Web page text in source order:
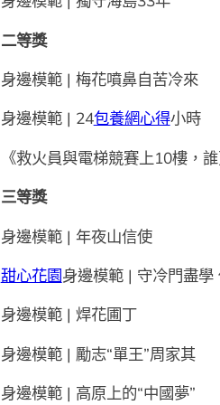
二等獎
身邊模範 | 梅花噴鼻自苦冷來
身邊模範 | 24包養網心得小時
《救火員與電梯競賽上10樓，誰
三等獎
身邊模範 | 年夜山信使
甜心花園身邊模範 | 守冷門盡學
身邊模範 | 焊花圃丁
身邊模範 | 勵志“單王”周家其
身邊模範 | 高原上的“中國夢”